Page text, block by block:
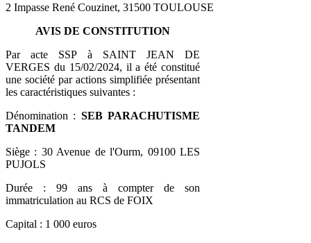
2 Impasse René Couzinet, 31500 TOULOUSE
AVIS DE CONSTITUTION
Par acte SSP à SAINT JEAN DE
VERGES du 15/02/2024, il a été constitué
une société par actions simplifiée présentant
les caractéristiques suivantes :
Dénomination : SEB PARACHUTISME
TANDEM
Siège : 30 Avenue de l'Ourm, 09100 LES
PUJOLS
Durée : 99 ans à compter de son
immatriculation au RCS de FOIX
Capital : 1 000 euros